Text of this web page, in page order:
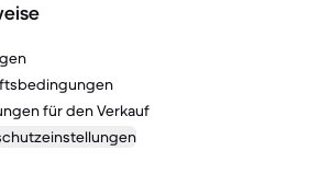
für den Verkauf